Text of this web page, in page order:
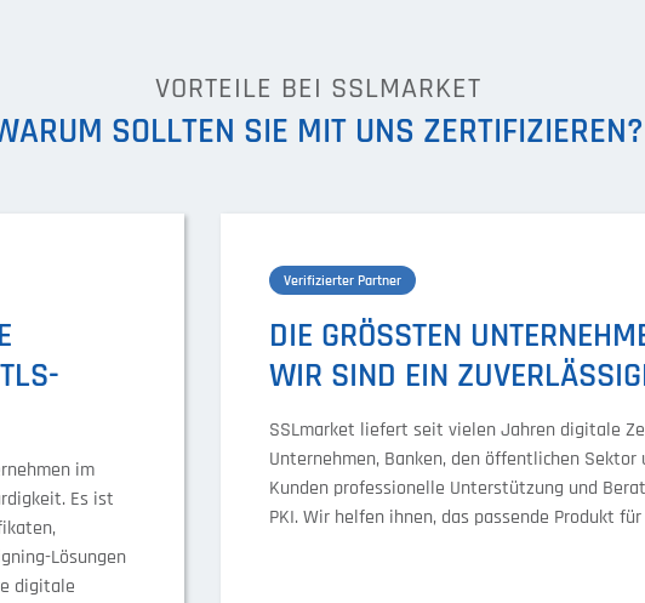
VORTEILE BEI SSLMARKET
SOLLTEN SIE MIT UNS ZERTIFIZIEREN?
Z
im
Es ist
Lösungen
digitale
Verifizierter Partner
DIE GRÖSSTEN
IR SIND EIN
SSLmarket liefert seit vielen Jahren digitale
Unternehmen, Banken, den öffentlichen
Kunden professionelle Unterstützung und
PKI. Wir helfen ihnen, das passende Produkt